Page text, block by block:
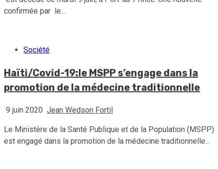
confirmée par le...
Société
Haïti/Covid-19:le MSPP s’engage dans la
promotion de la médecine traditionnelle
9 juin 2020 Jean Wedson Fortil
Le Ministère de la Santé Publique et de la Population (MSPP)
est engagé dans la promotion de la médecine traditionnelle...